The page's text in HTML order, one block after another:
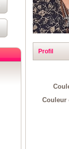
Profil
Couleur